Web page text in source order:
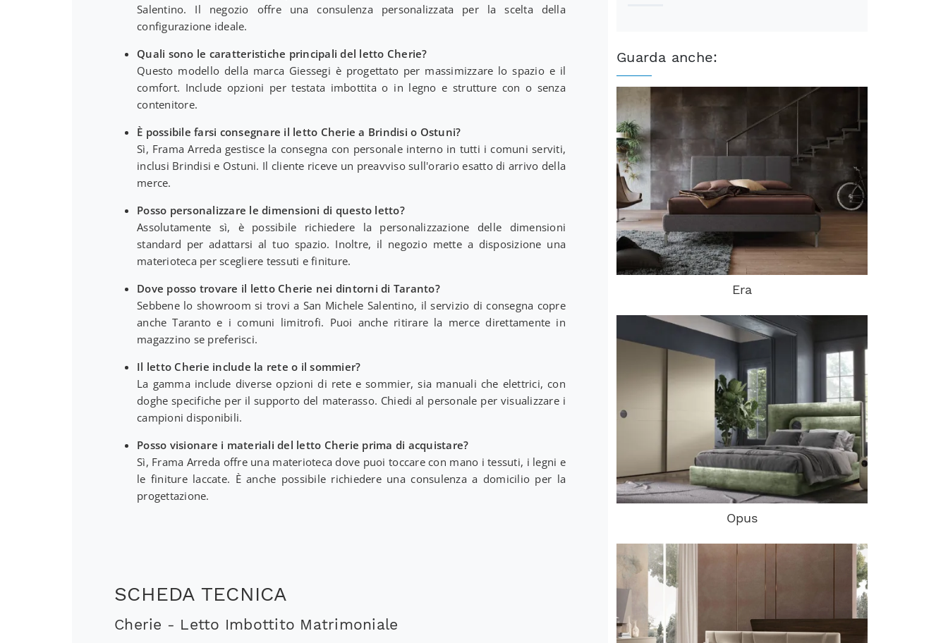
Salentino. Il negozio offre una consulenza personalizzata per la scelta della
configurazione ideale.
Quali sono le caratteristiche principali del letto Cherie?
Questo modello della marca Giessegi è progettato per massimizzare lo spazio e il
comfort. Include opzioni per testata imbottita o in legno e strutture con o senza
contenitore.
È possibile farsi consegnare il letto Cherie a Brindisi o Ostuni?
Sì, Frama Arreda gestisce la consegna con personale interno in tutti i comuni serviti,
inclusi Brindisi e Ostuni. Il cliente riceve un preavviso sull'orario esatto di arrivo della
merce.
Posso personalizzare le dimensioni di questo letto?
Assolutamente sì, è possibile richiedere la personalizzazione delle dimensioni
standard per adattarsi al tuo spazio. Inoltre, il negozio mette a disposizione una
materioteca per scegliere tessuti e finiture.
Dove posso trovare il letto Cherie nei dintorni di Taranto?
Sebbene lo showroom si trovi a San Michele Salentino, il servizio di consegna copre
anche Taranto e i comuni limitrofi. Puoi anche ritirare la merce direttamente in
magazzino se preferisci.
Il letto Cherie include la rete o il sommier?
La gamma include diverse opzioni di rete e sommier, sia manuali che elettrici, con
doghe specifiche per il supporto del materasso. Chiedi al personale per visualizzare i
campioni disponibili.
Posso visionare i materiali del letto Cherie prima di acquistare?
Sì, Frama Arreda offre una materioteca dove puoi toccare con mano i tessuti, i legni e
le finiture laccate. È anche possibile richiedere una consulenza a domicilio per la
progettazione.
SCHEDA TECNICA
Cherie - Letto Imbottito Matrimoniale
Guarda anche:
Era
Opus